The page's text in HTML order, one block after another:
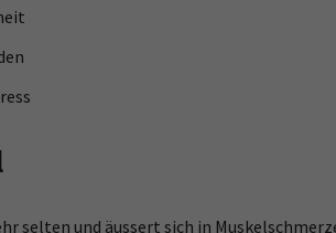
selten und äussert sich in